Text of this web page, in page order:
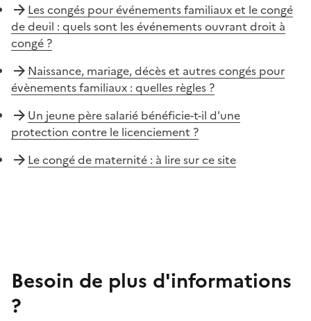
Les congés pour événements familiaux et le congé
de deuil : quels sont les événements ouvrant droit à
congé ?
Naissance, mariage, décès et autres congés pour
évènements familiaux : quelles règles ?
Un jeune père salarié bénéficie-t-il d'une
protection contre le licenciement ?
Le congé de maternité : à lire sur ce site
Besoin de plus d'informations
?